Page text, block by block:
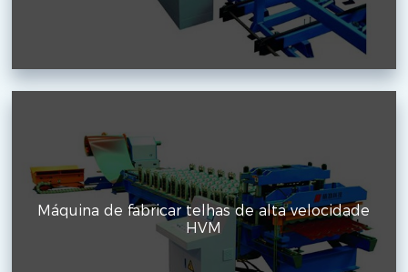
Máquina de fabricar telhas de alta velocidade
HVM